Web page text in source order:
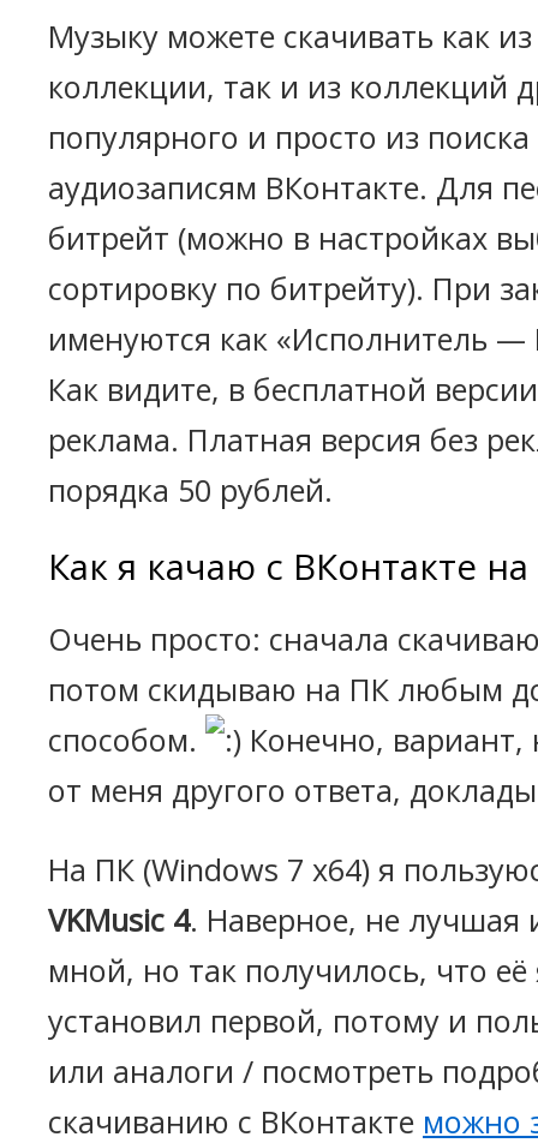
Музыку можете скачивать как
коллекции, так и из коллекций
популярного и просто из
аудиозаписям ВКонтакте. Для
битрейт (можно в настройках
сортировку по битрейту). При
именуются как «Исполнитель —
Как видите, в бесплатной
реклама. Платная версия без
порядка 50 рублей.
Как я качаю с ВКонтакте
Очень просто: сначала
потом скидываю на ПК любым
способом.
Конечно, вариант,
от меня другого ответа,
На ПК (Windows 7 x64) я
VKMusic 4. Наверное, не лучшая
мной, но так получилось, что
установил первой, потому и
или аналоги / посмотреть
скачиванию с ВКонтакте можно